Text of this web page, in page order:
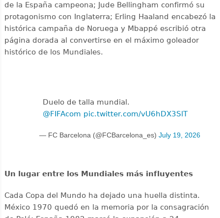
de la España campeona; Jude Bellingham confirmó su
protagonismo con Inglaterra; Erling Haaland encabezó la
histórica campaña de Noruega y Mbappé escribió otra
página dorada al convertirse en el máximo goleador
histórico de los Mundiales.
Duelo de talla mundial.
@FIFAcom pic.twitter.com/vU6hDX3SlT
— FC Barcelona (@FCBarcelona_es) July 19, 2026
Un lugar entre los Mundiales más influyentes
Cada Copa del Mundo ha dejado una huella distinta.
México 1970 quedó en la memoria por la consagración